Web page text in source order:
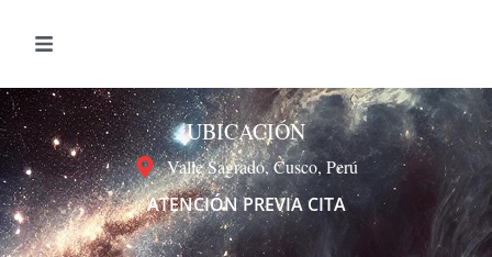
UBICACIÓN
Valle Sagrado, Cusco, Perú
ATENCIÓN PREVIA CITA